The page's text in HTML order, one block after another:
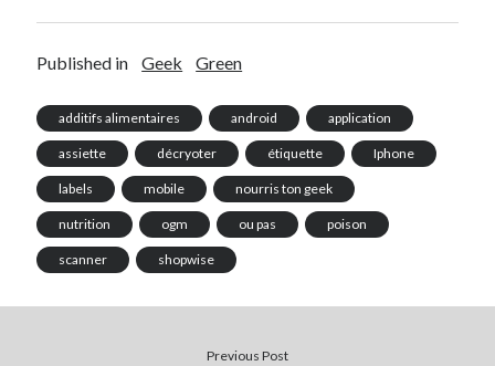
Published in Geek Green
additifs alimentaires android application
assiette décryoter étiquette Iphone
labels mobile nourris ton geek
nutrition ogm ou pas poison
scanner shopwise
Previous Post